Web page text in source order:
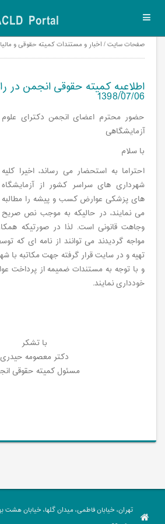
Portal
صفحات سایت / اخبار و مستندات کمیته حقوقی و
اطلاعیه کمیته حقوقی انجمن در
1398/07/06
حضور محترم اعضای انجمن دکترای علوم
آزمایشگاهی
با سلام
احتراما به استحضار می رساند، اخیرا کلیه
شهرداری های سراسر کشور از آزمایشگاه
های پزشکی عوارض کسب و پیشه را مطالبه
می نمایند، در حالیکه به موجب نص صریح
وجاهت قانونی است. لذا در صورتیکه
مواجه گردیدند می توانند از نامه ای که
تهیه و در سایت قرار گرفته جهت مکاتبه با
و با توجه به مستندات ضمیمه از
خودداری نمایند.
با تشکر
دکتر معصومه حیدری
مسئول کمیته حقوقی
تهران، خیابان فاطمی، میدان گلها، خیابان هشت